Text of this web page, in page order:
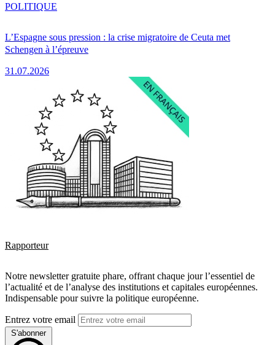
L’Espagne sous pression : la crise migratoire de Ceuta met
Schengen à l’épreuve
31.07.2026
POLITIQUE
Rapporteur
Notre newsletter gratuite phare, offrant chaque jour l’essentiel de
l’actualité et de l’analyse des institutions et capitales européennes.
Indispensable pour suivre la politique européenne.
Entrez votre email
S'abonner